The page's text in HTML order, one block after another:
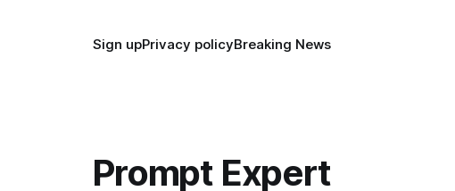
Sign upPrivacy policyBreaking News
Prompt Expert